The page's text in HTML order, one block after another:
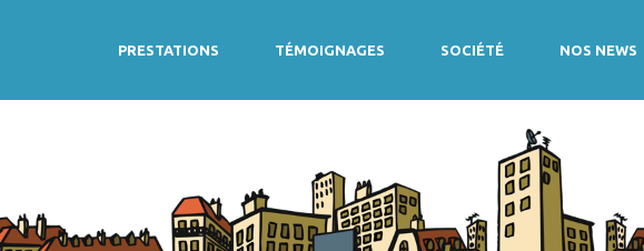
PRESTATIONS TÉMOIGNAGES SOCIÉTÉ NOS NEWS